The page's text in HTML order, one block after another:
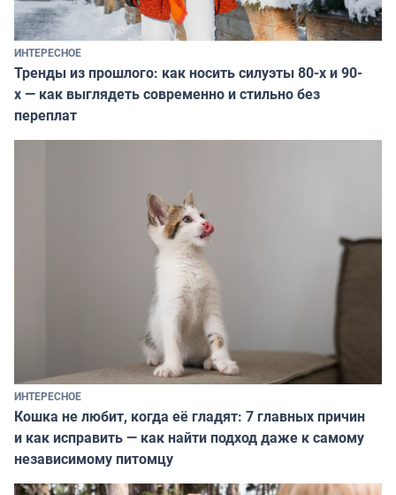
ИНТЕРЕСНОЕ
Тренды из прошлого: как носить силуэты 80-х и 90-
х — как выглядеть современно и стильно без
переплат
ИНТЕРЕСНОЕ
Кошка не любит, когда её гладят: 7 главных причин
и как исправить — как найти подход даже к самому
независимому питомцу